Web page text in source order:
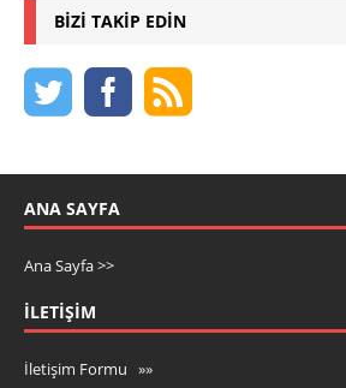
BIZI TAKIP EDIN
ANA SAYFA
Ana Sayfa >>
İLETIŞIM
İletişim Formu »»